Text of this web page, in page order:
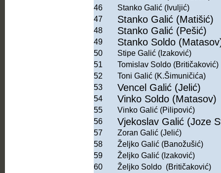
46
Stanko Galić (Ivuljić)
47
Stanko Galić (Matišić)
48 Stanko Galić (Pešić)
49 Stanko Soldo
50
Stipe Galić (Izaković)
51
Tomislav Soldo (Britičaković)
52
Toni Galić (K.Šimuničića)
53
Vencel Galić (Jelić)
54 Vinko Soldo (Matasov)
55
Vinko Galić (Pilipović)
56
Vjekoslav Galić (Joze
57
Zoran Galić (Jelić)
58
Željko Galić (Banožušić)
59
Željko Galić (Izaković)
60
Željko Soldo (Britičaković)